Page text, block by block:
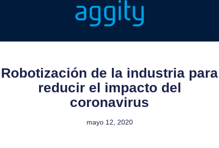
Robotización de la industria para
reducir el impacto del
coronavirus
mayo 12, 2020